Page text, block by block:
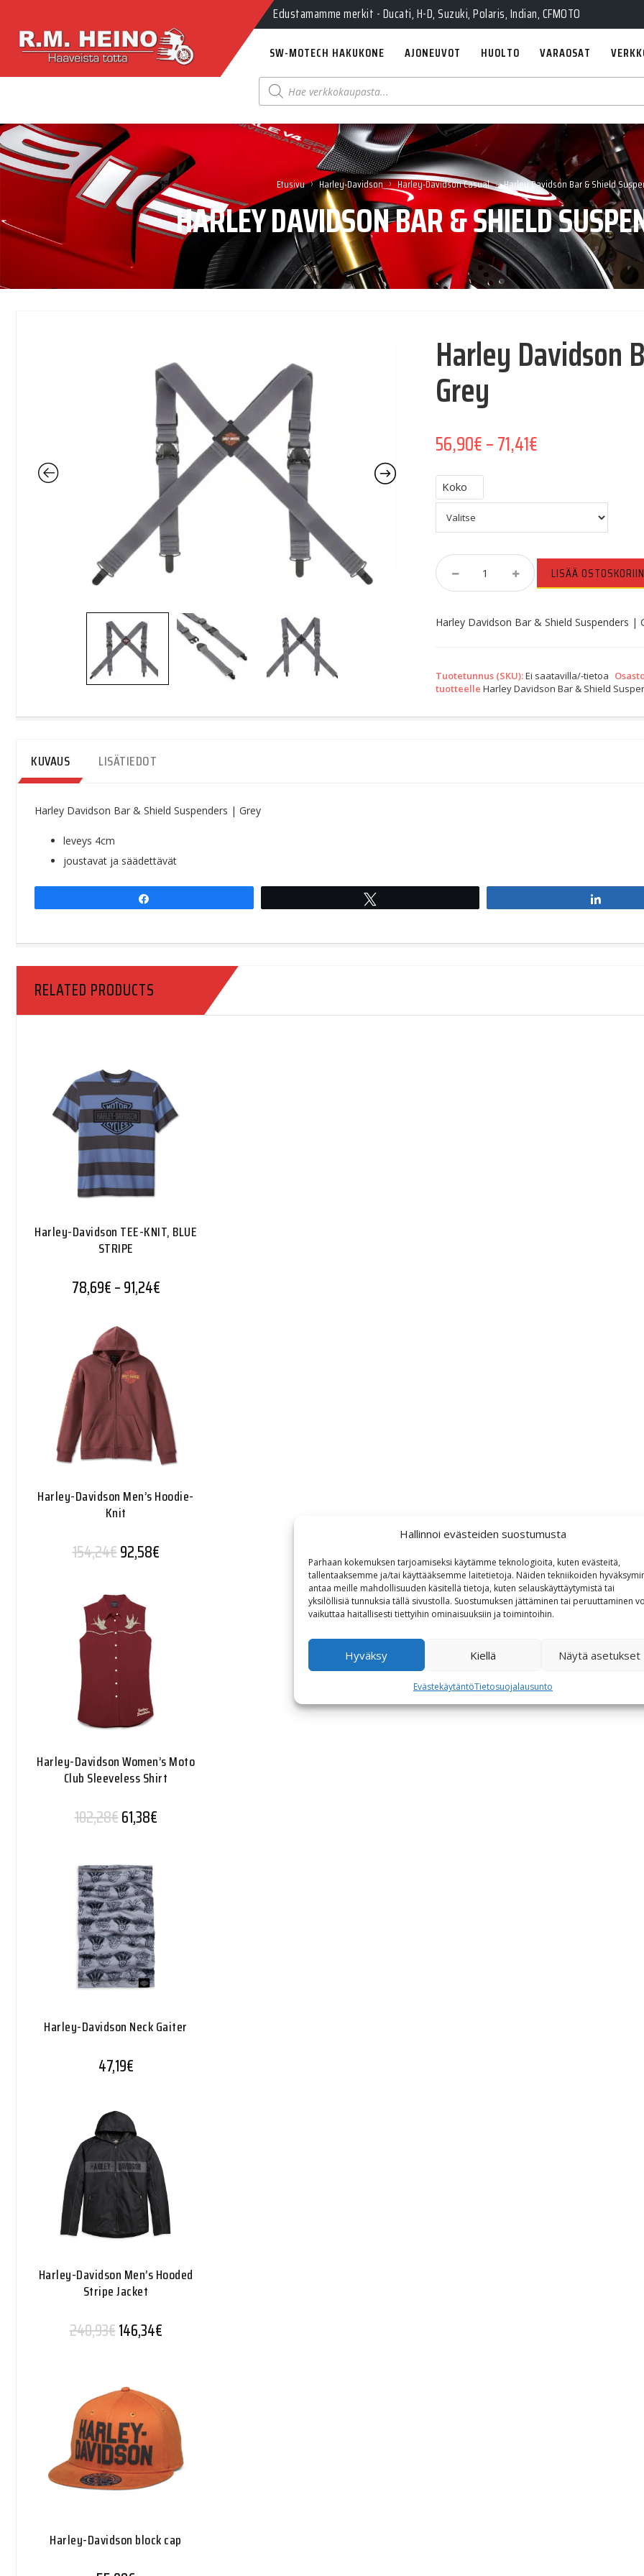
Hallinnoi evästeiden suostumusta
Parhaan kokemuksen tarjoamiseksi käytämme teknologioita, kuten evästeitä,
tallentaaksemme ja/tai käyttääksemme laitetietoja. Näiden tekniikoiden
antaa meille mahdollisuuden käsitellä tietoja, kuten selauskäyttäytymistä tai
yksilöllisiä tunnuksia tällä sivustolla. Suostumuksen jättäminen tai peruuttaminen
vaikuttaa haitallisesti tiettyihin ominaisuuksiin ja toimintoihin.
Hyväksy Kiellä Näytä asetukset
EvästekäytäntöTietosuojalausunto
Myynti Ma-Pe 10-18, La 10-14, Huolto Ma-Pe 9-17
Edustamamme merkit - Ducati, H-D, Suzuki, Polaris, Indian, CFMOTO
SW-MOTECH HAKUKONE AJONEUVOT HUOLTO VARAOSAT
Products
search
Etusivu › Harley-Davidson › Harley-Davidson Casual › Harley Davidson Bar & Shield
HARLEY DAVIDSON BAR & SHIELD
Harley Davidson
Grey
56,90€–71,41€
Koko
Harley
Davidson
Shield
Grey
Quantity
LISÄÄ OSTOSKORIIN
Harley Davidson Bar & Shield Suspenders |
Tuotetunnus (SKU):Ei saatavilla/-tietoa
tuotteelleHarley Davidson Bar & Shield
KUVAUS LISÄTIEDOT
Harley Davidson Bar & Shield Suspenders | Grey
leveys 4cm
joustavat ja säädettävät
RELATED PRODUCTS
Harley-Davidson TEE-KNIT, BLUE
STRIPE
78,69€–91,24€Hintaluokka: 78,69€ - 91,24€
Harley-Davidson Men’s Hoodie-
Knit
154,24€Alkuperäinen hinta oli: 154,24€.
92,58€Nykyinen hinta on: 92,58€.
Harley-Davidson Women’s Moto
Club Sleeveless Shirt
102,28€Alkuperäinen hinta oli: 102,28€.
61,38€Nykyinen hinta on: 61,38€.
Harley-Davidson Neck Gaiter
47,19€
Harley-Davidson Men’s Hooded
Stripe Jacket
240,93€Alkuperäinen hinta oli: 240,93€.
146,34€Nykyinen hinta on: 146,34€.
Harley-Davidson block cap